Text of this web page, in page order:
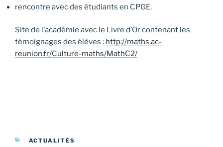
rencontre avec des étudiants en CPGE.
Site de l’académie avec le Livre d’Or contenant les
témoignages des élèves : http://maths.ac-
reunion.fr/Culture-maths/MathC2/
CATÉGORIES
ACTUALITÉS